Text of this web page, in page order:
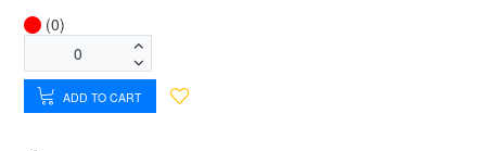
(0)
ADD TO CART